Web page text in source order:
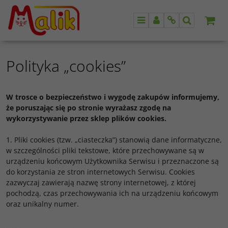
MenuPanelInfoSzukaj
Polityka „cookies”
W trosce o bezpieczeństwo i wygodę zakupów informujemy,
że poruszając się po stronie wyrażasz zgodę na
wykorzystywanie przez sklep plików cookies.
1. Pliki cookies (tzw. „ciasteczka”) stanowią dane informatyczne,
w szczególności pliki tekstowe, które przechowywane są w
urządzeniu końcowym Użytkownika Serwisu i przeznaczone są
do korzystania ze stron internetowych Serwisu. Cookies
zazwyczaj zawierają nazwę strony internetowej, z której
pochodzą, czas przechowywania ich na urządzeniu końcowym
oraz unikalny numer.